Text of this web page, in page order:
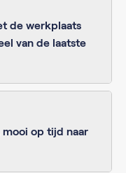
de werkplaats
van de laatste
op tijd naar